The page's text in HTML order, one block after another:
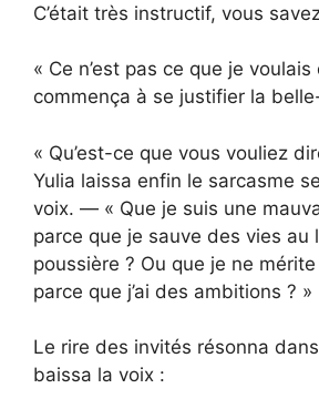
C’était très instructif, vous
« Ce n’est pas ce que je
commença à se justifier la
« Qu’est-ce que vous vouliez
Yulia laissa enfin le sarcasme
voix. — « Que je suis une
parce que je sauve des vies au
poussière ? Ou que je ne
parce que j’ai des ambitions ? »
Le rire des invités résonna
baissa la voix :